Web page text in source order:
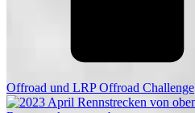
Offroad und LRP Offroad Challenge